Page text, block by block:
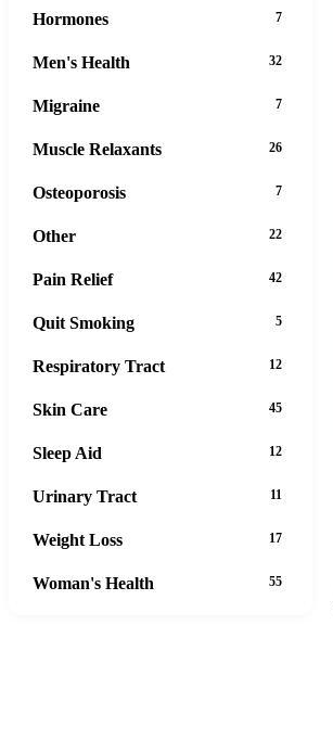
Hormones 7
Men's Health 32
Migraine 7
Muscle Relaxants 26
Osteoporosis 7
Other 22
Pain Relief 42
Quit Smoking 5
Respiratory Tract 12
Skin Care 45
Sleep Aid 12
Urinary Tract 11
Weight Loss 17
Woman's Health 55